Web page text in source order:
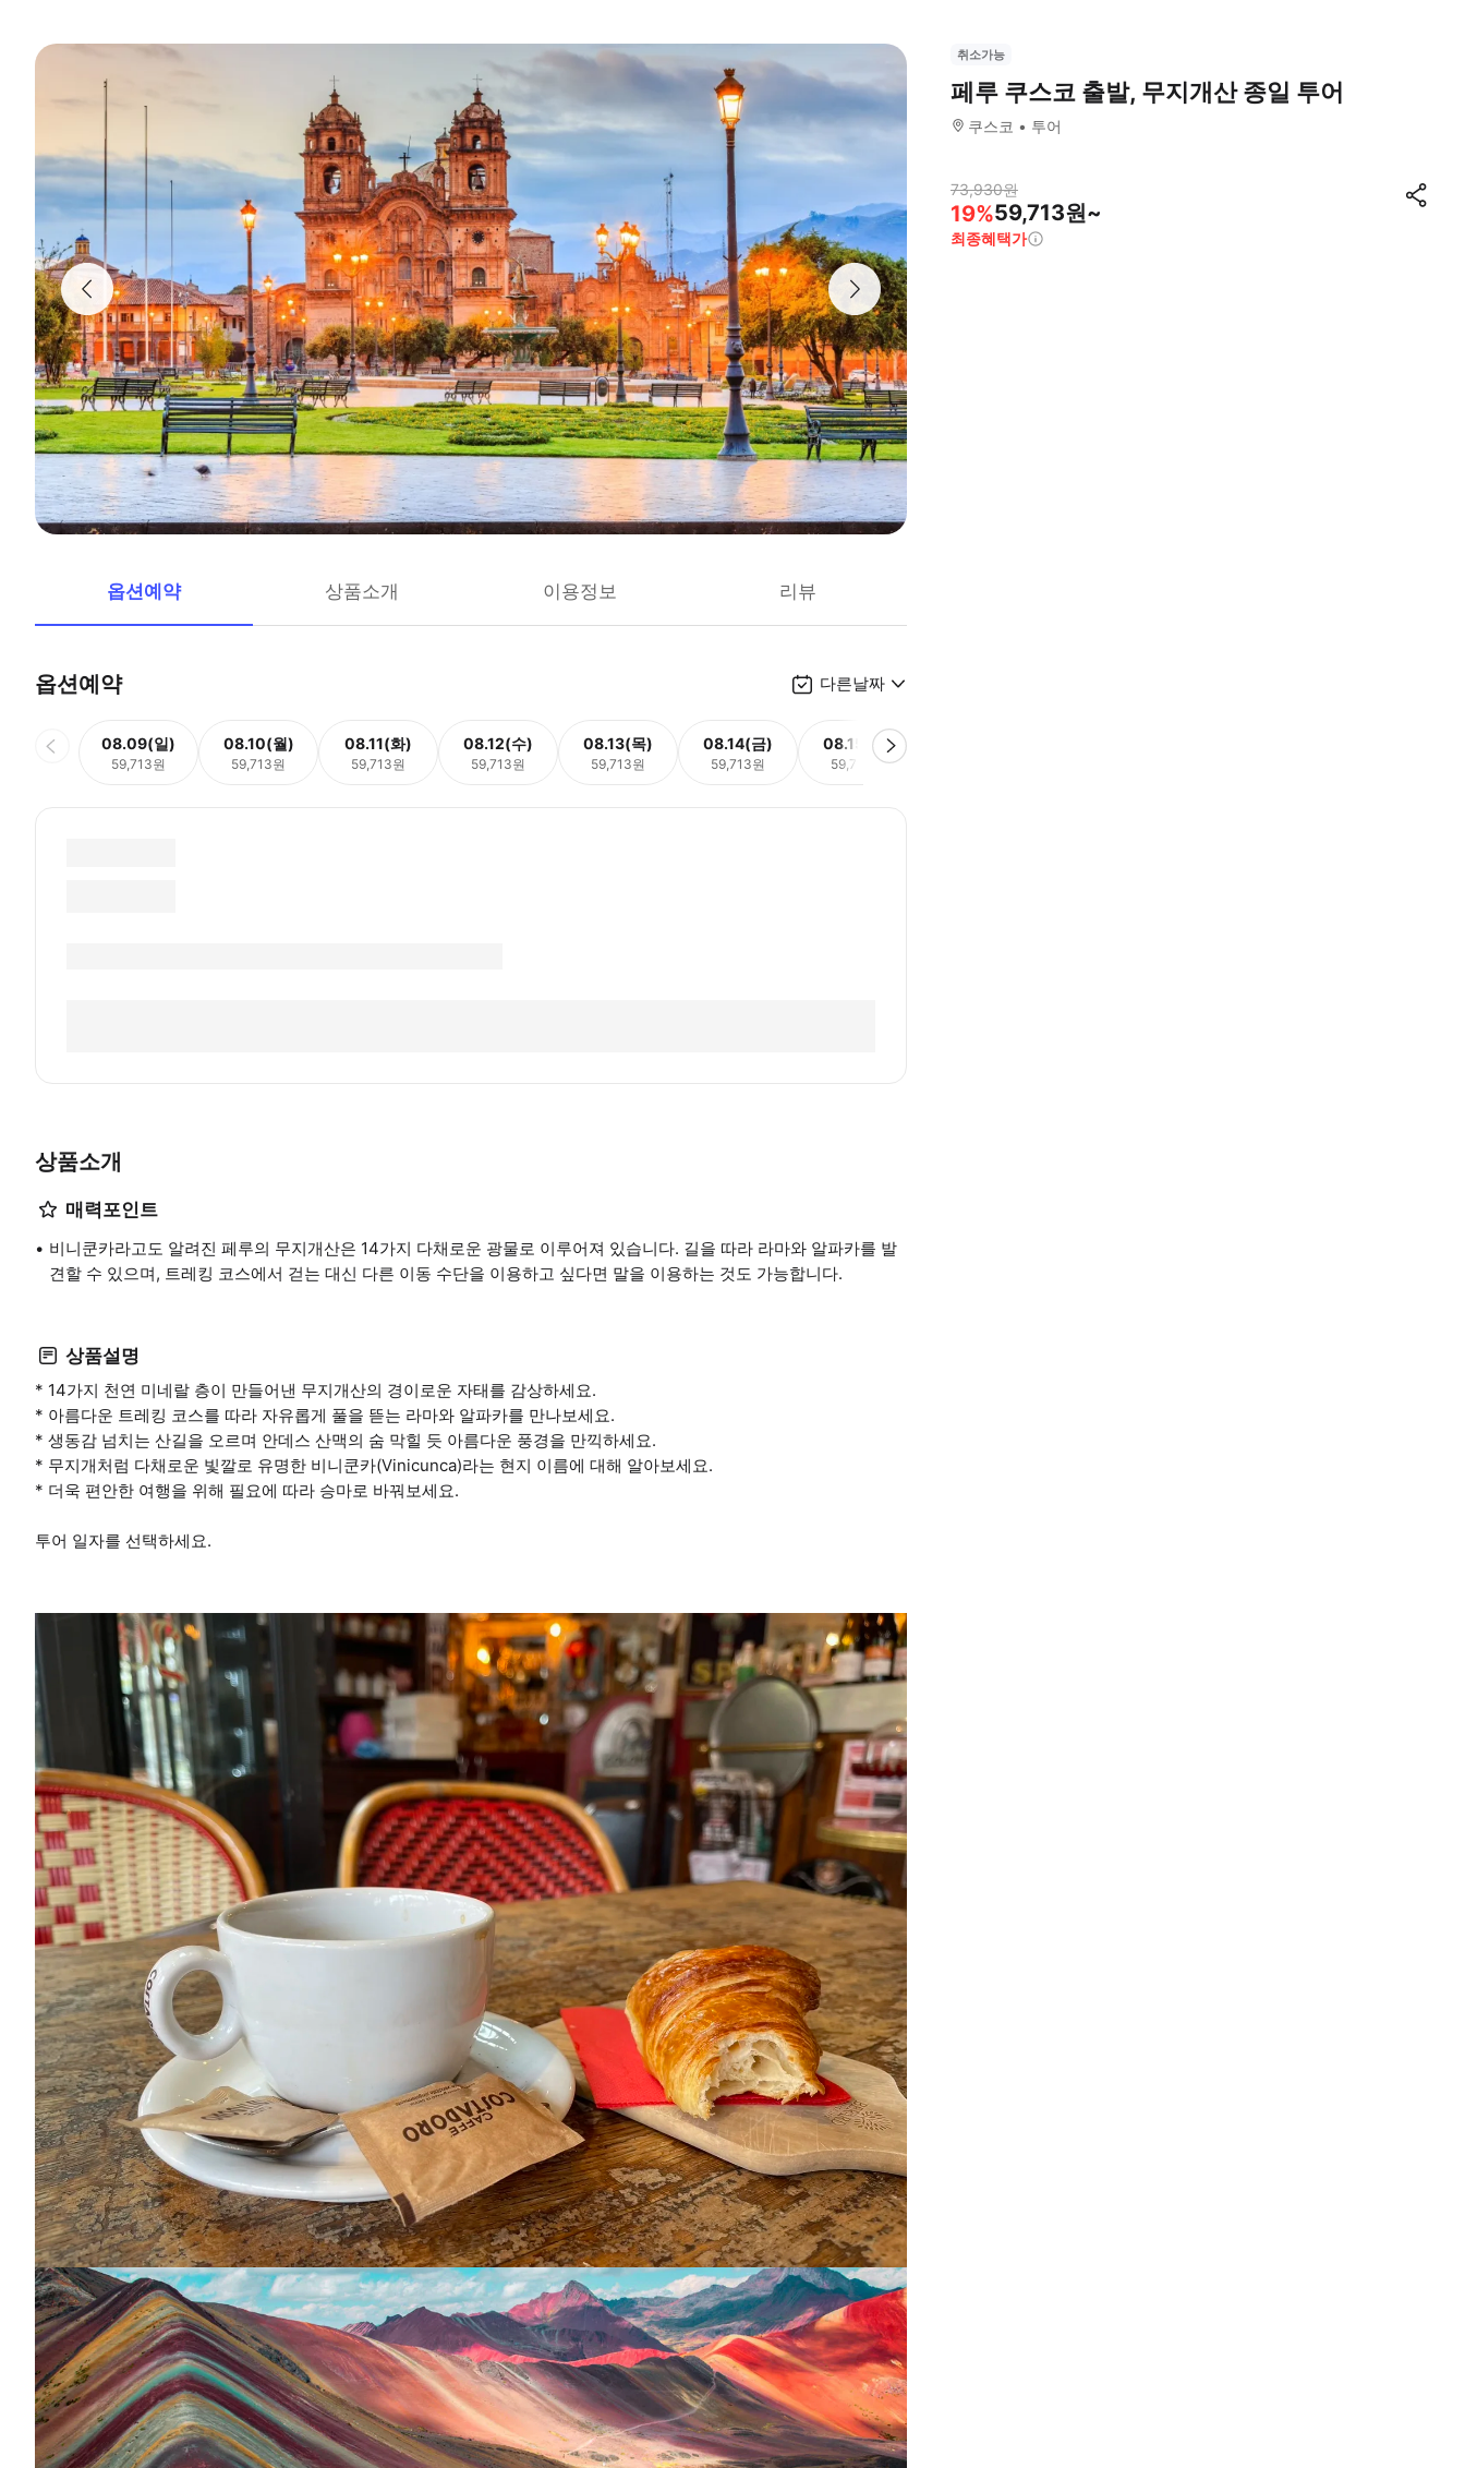
옵션예약 상품소개 이용정보 리뷰
옵션예약 다른날짜
08.09(일)
59,713원
08.10(월)
59,713원
08.11(화)
59,713원
08.12(수)
59,713원
08.13(목)
59,713원
08.14(금)
59,713원
08.15(토)
59,713원
상품소개
매력포인트
비니쿤카라고도 알려진 페루의 무지개산은 14가지 다채로운 광물로 이루어져 있습니다. 길을 따라 라마와 알파카를 발
견할 수 있으며, 트레킹 코스에서 걷는 대신 다른 이동 수단을 이용하고 싶다면 말을 이용하는 것도 가능합니다.
상품설명
* 14가지 천연 미네랄 층이 만들어낸 무지개산의 경이로운 자태를 감상하세요.
* 아름다운 트레킹 코스를 따라 자유롭게 풀을 뜯는 라마와 알파카를 만나보세요.
* 생동감 넘치는 산길을 오르며 안데스 산맥의 숨 막힐 듯 아름다운 풍경을 만끽하세요.
* 무지개처럼 다채로운 빛깔로 유명한 비니쿤카(Vinicunca)라는 현지 이름에 대해 알아보세요.
* 더욱 편안한 여행을 위해 필요에 따라 승마로 바꿔보세요.
투어 일자를 선택하세요.
취소가능
페루 쿠스코 출발, 무지개산 종일 투어
쿠스코 투어
73,930원
19%59,713원~
최종혜택가